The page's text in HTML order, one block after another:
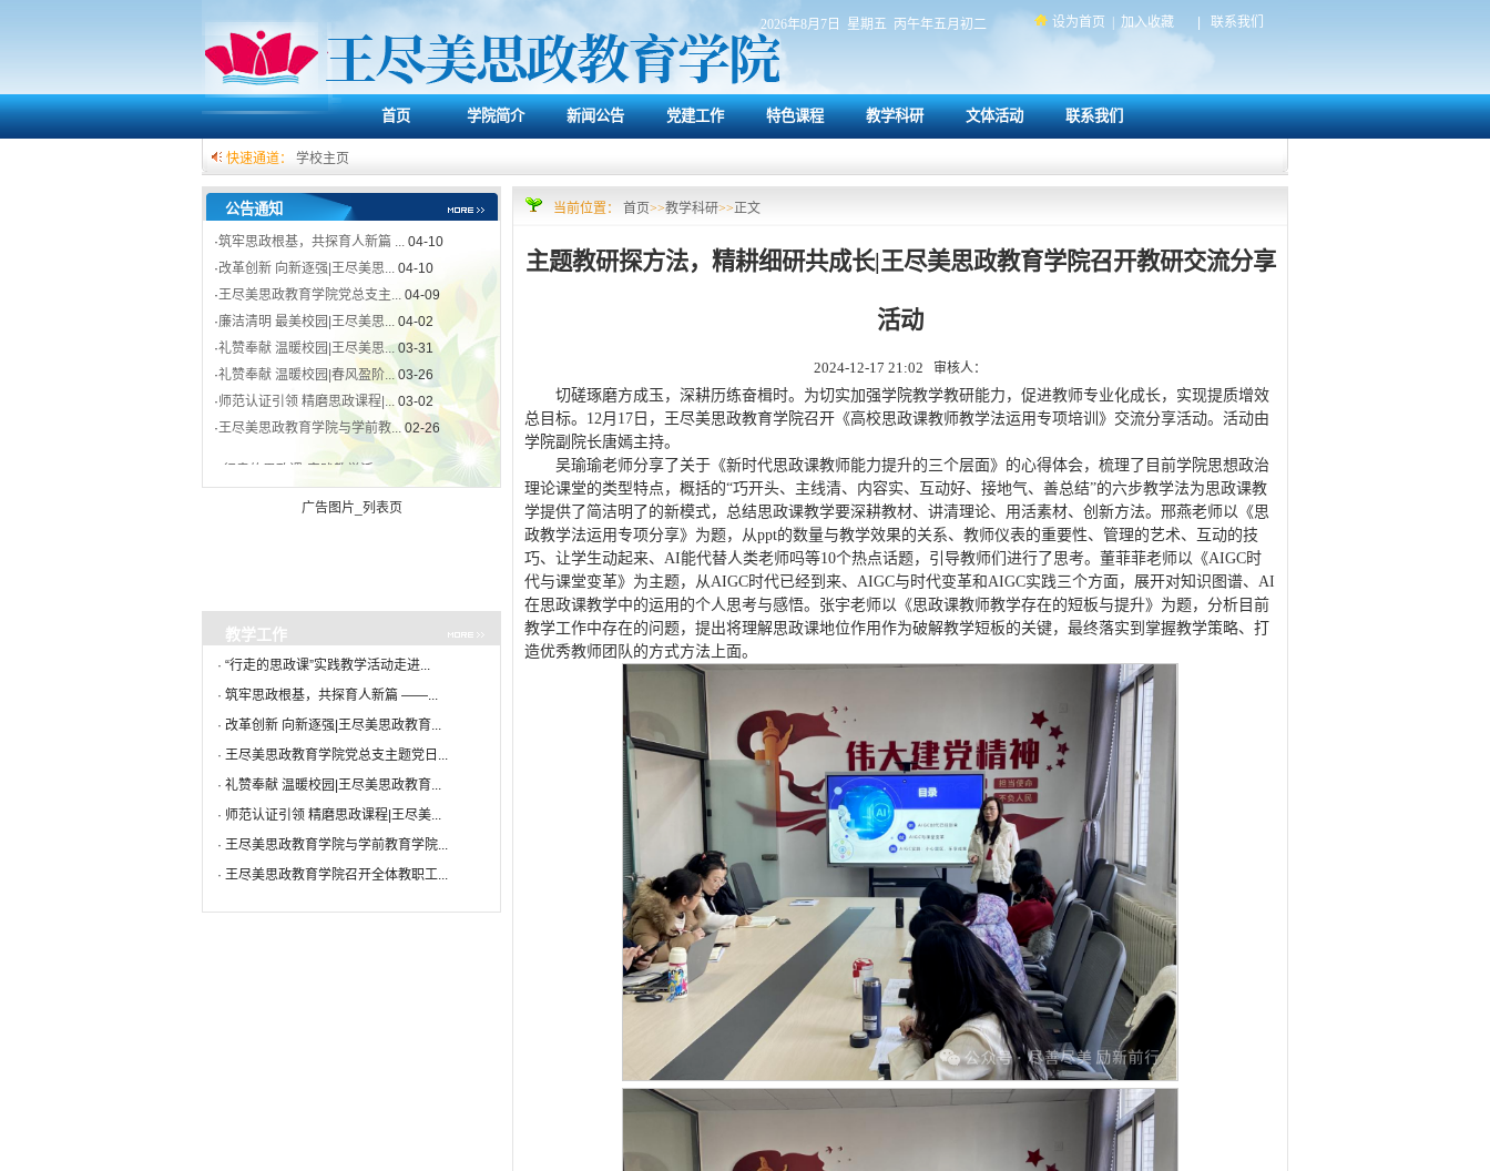
2026年8月7日 星期五 丙午年五月初二 设为首页 加入收藏 联系我们
首页 学院简介 新闻公告 党建工作 特色课程 教学科研 文体活动 联系我们
快速通道： 学校主页
公告通知
筑牢思政根基，共探育人新篇 ...
改革创新 向新逐强|王尽美思...
04-10
王尽美思政教育学院党总支主... 04-09
廉洁清明 最美校园|王尽美思...
04-02
礼赞奉献 温暖校园|王尽美思...
03-31
礼赞奉献 温暖校园|春风盈阶...
03-26
师范认证引领 精磨思政课程|... 03-02
王尽美思政教育学院与学前教... 02-26
“行走的思政课”实践教学活... 04-10
筑牢思政根基，共探育人新篇 ... 04-10
·改革创新 向新逐强|王尽美思... 04-10
王尽美思政教育学院党总支主...
·王尽美思政教育学院与学前教... 02-26
广告图片_列表页
教学工作
· “行走的思政课”实践教学活动走进...
· 筑牢思政根基，共探育人新篇 ——...
· 改革创新 向新逐强|王尽美思政教育...
· 王尽美思政教育学院党总支主题党日...
· 礼赞奉献 温暖校园|王尽美思政教育...
· 师范认证引领 精磨思政课程|王尽美...
· 王尽美思政教育学院与学前教育学院...
· 王尽美思政教育学院召开全体教职工...
当前位置： 首页>>教学科研>>正文
主题教研探方法，精耕细研共成长|王尽美思政教育学院召开教研交流分享
活动
2024-12-17 21:02 审核人：
切磋琢磨方成玉，深耕历练奋楫时。为切实加强学院教学教研能力，促进教师专业化成长，实现提质增效
总目标。12月17日，王尽美思政教育学院召开《高校思政课教师教学法运用专项培训》交流分享活动。活动由
学院副院长唐嫣主持。
吴瑜瑜老师分享了关于《新时代思政课教师能力提升的三个层面》的心得体会，梳理了目前学院思想政治
理论课堂的类型特点，概括的“巧开头、主线清、内容实、互动好、接地气、善总结”的六步教学法为思政课教
学提供了简洁明了的新模式，总结思政课教学要深耕教材、讲清理论、用活素材、创新方法。邢燕老师以《思
政教学法运用专项分享》为题，从ppt的数量与教学效果的关系、教师仪表的重要性、管理的艺术、互动的技
巧、让学生动起来、AI能代替人类老师吗等10个热点话题，引导教师们进行了思考。董菲菲老师以《AIGC时
代与课堂变革》为主题，从AIGC时代已经到来、AIGC与时代变革和AIGC实践三个方面，展开对知识图谱、AI
在思政课教学中的运用的个人思考与感悟。张宇老师以《思政课教师教学存在的短板与提升》为题，分析目前
教学工作中存在的问题，提出将理解思政课地位作用作为破解教学短板的关键，最终落实到掌握教学策略、打
造优秀教师团队的方式方法上面。